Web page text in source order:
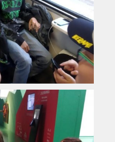
na webu